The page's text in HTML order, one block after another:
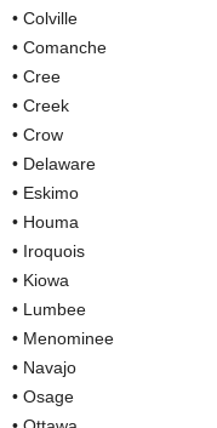
• Colville
• Comanche
• Cree
• Creek
• Crow
• Delaware
• Eskimo
• Houma
• Iroquois
• Kiowa
• Lumbee
• Menominee
• Navajo
• Osage